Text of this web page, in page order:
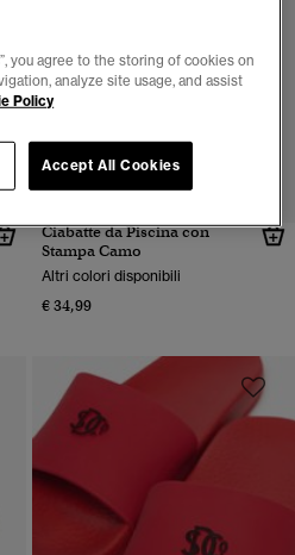
Ciabatte da Piscina con
Stampa Camo
Altri colori disponibili
€ 34,99
you agree to the storing of cookies on
analyze site usage, and assist
Policy
Accept All Cookies